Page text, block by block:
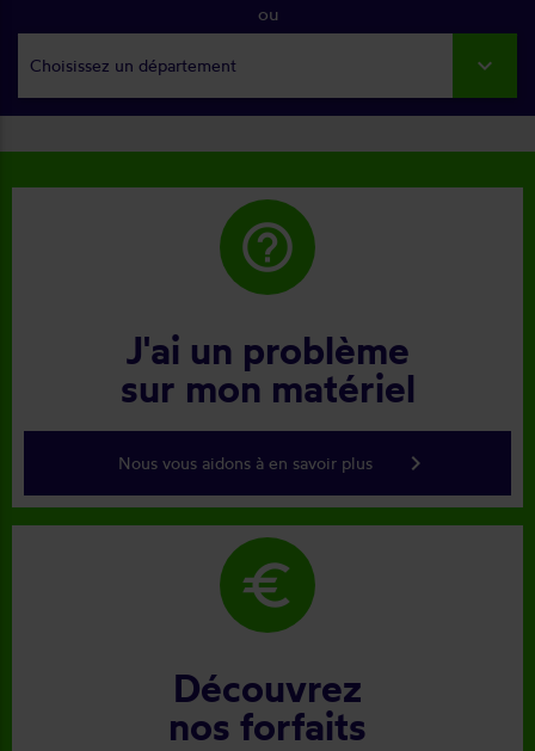
ou
Choisissez un département
help_outline
J'ai un problème
sur mon matériel
Nous vous aidons à en savoir plus keyboard_arrow_right
euro
Découvrez
nos forfaits